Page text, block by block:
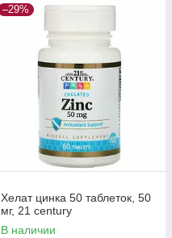
–29%
Хелат цинка 50 таблеток, 50
мг, 21 century
В наличии